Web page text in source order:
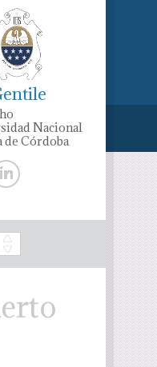
Nacional
de Córdoba